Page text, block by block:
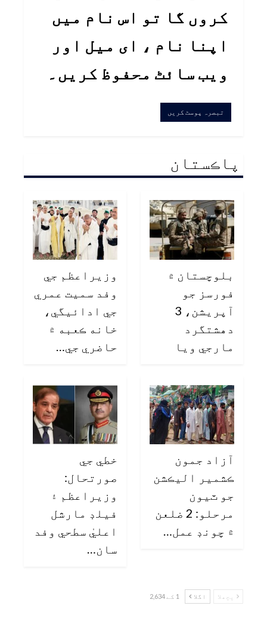
کروں گا تو اس نام میں
اپنا نام ، ای میل اور
ویب سائٹ محفوظ کریں۔
پاڪستان
بلوچستان ۾
فورسز جو
آپريشن، 3
دهشتگرد
مارجي ويا
وزيراعظم جي
وفد سميت عمري
جي ادائيگي،
خانه ڪعبه ۾
حاضري جي…
آزاد جمون
ڪشمير اليڪشن
جو ٽيون
مرحلو: 2 ضلعن
۾ چونڊ عمل…
خطي جي
صورتحال:
وزيراعظم ۽
فيلڊ مارشل
اعليٰ سطحي وفد
سان…
پچھلا اگلا 1 کے 2,634